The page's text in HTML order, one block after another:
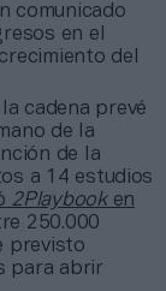
comunicado
en el
del
cadena prevé
de la
de la
a 14 estudios
2Playbooken
250.000
previsto
para abrir